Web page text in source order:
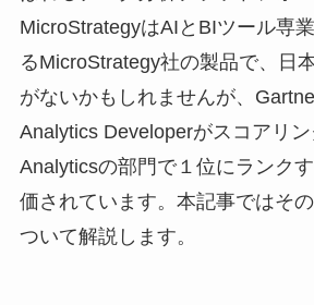
MicroStrategyはAIとBIツール専
るMicroStrategy社の製品で、日
がないかもしれませんが、
Analytics Developerがスコアリ
Analyticsの部門で１位にランク
価されています。本記事ではそ
ついて解説します。